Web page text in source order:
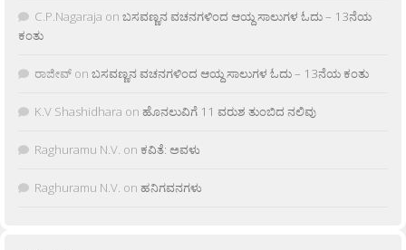
C.P.Nagaraja on ಬಸವಣ್ಣನ ವಚನಗಳಿಂದ ಆಯ್ದ ಸಾಲುಗಳ ಓದು – 13ನೆಯ
ಕಂತು
ರಾಜೀವ್ on ಬಸವಣ್ಣನ ವಚನಗಳಿಂದ ಆಯ್ದ ಸಾಲುಗಳ ಓದು – 13ನೆಯ ಕಂತು
K.V Shashidhara on ಹೊನಲುವಿಗೆ 11 ವರುಶ ತುಂಬಿದ ನಲಿವು
Raghuramu N.V. on ಕವಿತೆ: ಅವಳು
Raghuramu N.V. on ಹನಿಗವನಗಳು